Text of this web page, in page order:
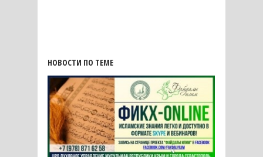
НОВОСТИ ПО ТЕМЕ